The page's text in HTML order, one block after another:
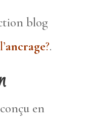
blog
ancrage?.
en